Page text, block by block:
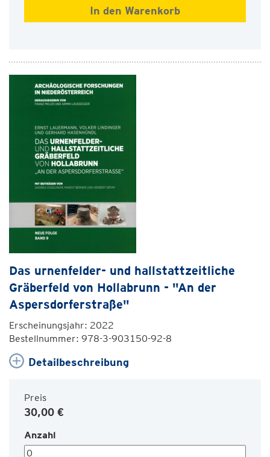
Das urnenfelder- und hallstattzeitliche
Gräberfeld von Hollabrunn - "An der
Aspersdorferstraße"
Erscheinungsjahr: 2022
Bestellnummer: 978-3-903150-92-8
Detailbeschreibung
Preis
30,00 €
Anzahl